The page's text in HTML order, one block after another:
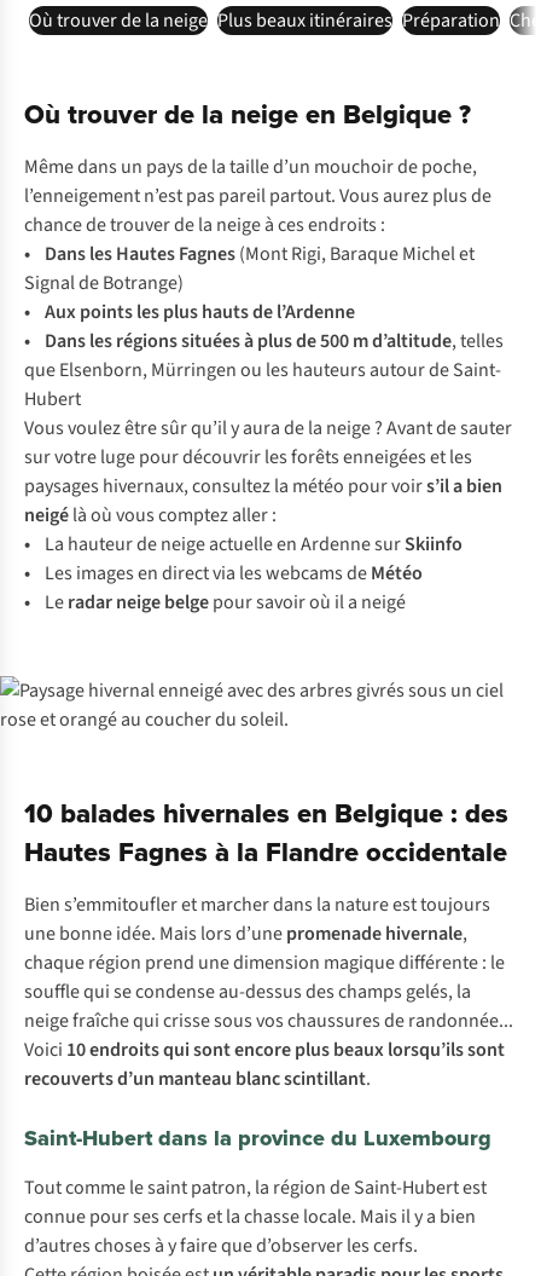
Où trouver de la neige Plus beaux itinéraires Préparation
Où trouver de la neige en Belgique ?
Même dans un pays de la taille d’un mouchoir de poche,
l’enneigement n’est pas pareil partout. Vous aurez plus de
chance de trouver de la neige à ces endroits :
• Dans les Hautes Fagnes(Mont Rigi, Baraque Michel et
Signal de Botrange)
• Aux points les plus hauts de l’Ardenne
• Dans les régions situées à plus de 500 m d’altitude, telles
que Elsenborn, Mürringen ou les hauteurs autour de Saint-
Hubert
Vous voulez être sûr qu’il y aura de la neige ? Avant de sauter
sur votre luge pour découvrir les forêts enneigées et les
paysages hivernaux, consultez la météo pour voirs’il a bien
neigélà où vous comptez aller :
• La hauteur de neige actuelle en Ardenne surSkiinfo
• Les images en direct via les webcams deMétéo
• Leradar neige belgepour savoir où il a neigé
10 balades hivernales en Belgique : des
Hautes Fagnes à la Flandre occidentale
Bien s’emmitoufler et marcher dans la nature est toujours
une bonne idée. Mais lors d’unepromenade hivernale,
chaque région prend une dimension magique différente : le
souffle qui se condense au-dessus des champs gelés, la
neige fraîche qui crisse sous vos chaussures de randonnée...
Voici 10 endroits qui sont encore plus beaux lorsqu’ils sont
recouverts d’un manteau blanc scintillant.
Saint-Hubert dans la province du Luxembourg
Tout comme le saint patron, la région de Saint-Hubert est
connue pour ses cerfs et la chasse locale. Mais il y a bien
d’autres choses à y faire que d’observer les cerfs.